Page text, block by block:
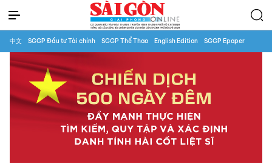
中文 SGGP Đầu tư Tài chính SGGP Thể Thao English Edition SGGP Epaper